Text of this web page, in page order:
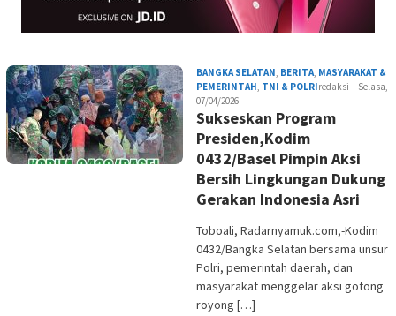
BANGKA SELATAN, BERITA, MASYARAKAT &
PEMERINTAH, TNI & POLRIredaksi
Selasa,
07/04/2026
Sukseskan Program
Presiden,Kodim
0432/Basel Pimpin Aksi
Bersih Lingkungan Dukung
Gerakan Indonesia Asri
Toboali, Radarnyamuk.com,-Kodim
0432/Bangka Selatan bersama unsur
Polri, pemerintah daerah, dan
masyarakat menggelar aksi gotong
royong […]